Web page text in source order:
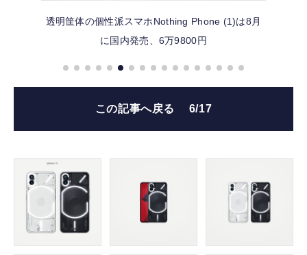
透明筐体の個性派スマホNothing Phone (1)は8月
に国内発売、6万9800円
この記事へ戻る 6/17